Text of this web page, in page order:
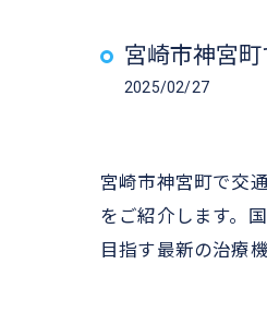
宮崎市神宮
2025/02/27
宮崎市神宮町で交
をご紹介します。
目指す最新の治療